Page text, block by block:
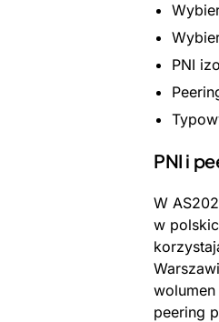
PNI
PNI i
W
w
peering